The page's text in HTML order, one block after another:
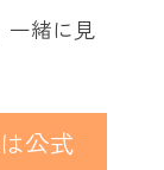
一緒に見
公式